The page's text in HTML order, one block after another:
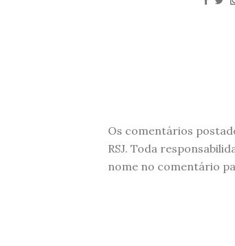
Os comentários
RSJ. Toda
nome no comentário